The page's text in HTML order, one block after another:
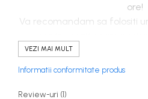
ore!
Va recomandam sa folositi
Deschideti suportul metalic
Fixati spirala in suport, apoi o
VEZI MAI MULT
Informatii conformitate produs
Review-uri (1)